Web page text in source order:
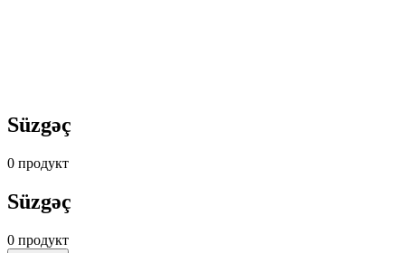
Süzgəç
0 продукт
Süzgəç
0 продукт